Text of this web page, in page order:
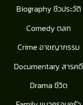
Biography ชีวประวัติ
Comedy ตลก
Crime อาชญากรรม
Documentary สารคดี
Drama ชีวิต